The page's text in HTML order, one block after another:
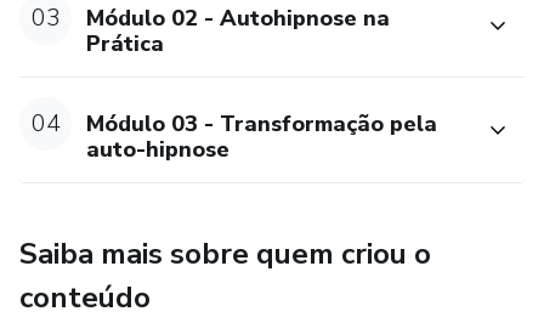
03
Módulo 02 - Autohipnose na
Prática
04
Módulo 03 - Transformação pela
auto-hipnose
Saiba mais sobre quem criou o
conteúdo